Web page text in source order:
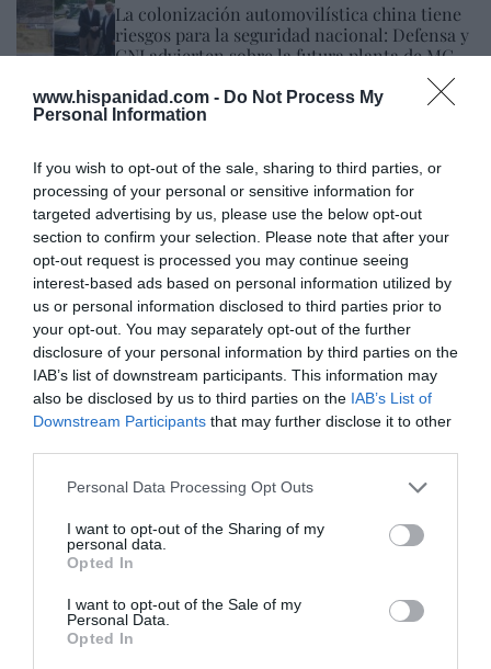
www.hispanidad.com - Do Not Process My
Personal Information
If you wish to opt-out of the sale, sharing to third parties, or
processing of your personal or sensitive information for
targeted advertising by us, please use the below opt-out
section to confirm your selection. Please note that after your
opt-out request is processed you may continue seeing
interest-based ads based on personal information utilized by
us or personal information disclosed to third parties prior to
your opt-out. You may separately opt-out of the further
disclosure of your personal information by third parties on the
IAB’s list of downstream participants. This information may
also be disclosed by us to third parties on the IAB’s List of
Downstream Participants that may further disclose it to other
Personal Data Processing Opt Outs
I want to opt-out of the Sharing of my
personal data.
Opted In
I want to opt-out of the Sale of my
Personal Data.
Opted In
La colonización automovilística china tiene
riesgos para la seguridad nacional: Defensa y
CNI advierten sobre la futura planta de MG
Pablo Ferrer 10/08/26 16:49
ESPAÑA
Ceuta. El Gobierno insiste en negar la
realidad y afirma que "la normalidad ya se ha
alcanzado"
Redacción 10/08/26 14:51
La cordura avanza en EEUU: impone una
multa millonaria al mayor hospital infantil,
que dejará de realizar cambios de sexo a
Cristina Martín 10/08/26 16:08
ESPAÑA
Encuestas. El PSOE aguanta por encima de
los 100 escaños a pesar de la invasión de
José Ángel Gutiérrez